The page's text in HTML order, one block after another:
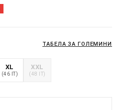
ТАБЕЛА ЗА ГОЛЕМИНИ
XL
(46 IT)
XXL
(48 IT)